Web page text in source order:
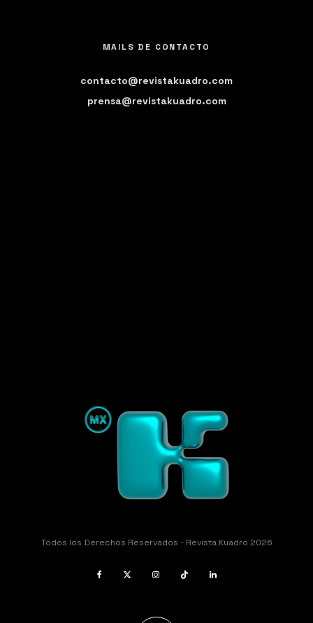
MAILS DE CONTACTO
contacto@revistakuadro.com
prensa@revistakuadro.com
Todos los Derechos Reservados - Revista Kuadro 2026